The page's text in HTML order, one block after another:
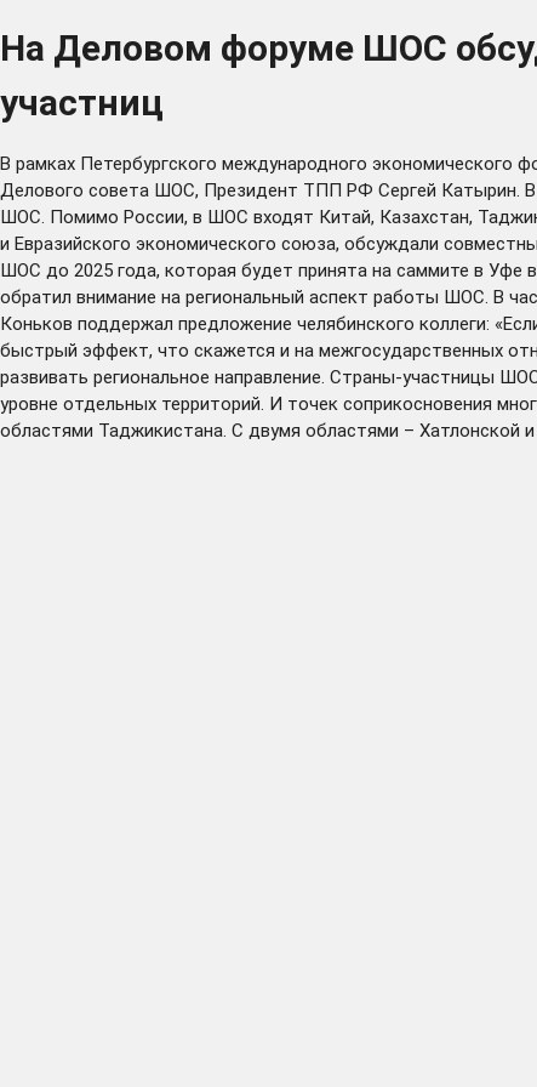
На Деловом форуме ШОС
участниц
В рамках Петербургского международного экономического
Делового совета ШОС, Президент ТПП РФ Сергей Катырин. В
ШОС. Помимо России, в ШОС входят Китай, Казахстан,
и Евразийского экономического союза, обсуждали
ШОС до 2025 года, которая будет принята на саммите в Уфе
обратил внимание на региональный аспект работы ШОС. В
Коньков поддержал предложение челябинского коллеги:
быстрый эффект, что скажется и на межгосударственных
развивать региональное направление. Страны-участницы
уровне отдельных территорий. И точек соприкосновения
областями Таджикистана. С двумя областями – Хатлонской